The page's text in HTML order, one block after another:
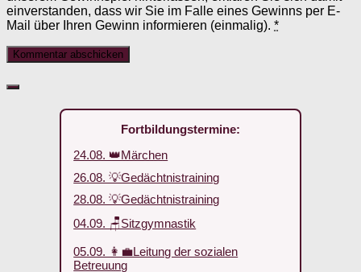
einverstanden, dass wir Sie im Falle eines Gewinns per E-
Mail über Ihren Gewinn informieren (einmalig). *
Fortbildungstermine:
24.08. 👑Märchen
26.08. 💡Gedächtnistraining
28.08. 💡Gedächtnistraining
04.09. 🪑Sitzgymnastik
05.09. 👩‍💼Leitung der sozialen
Betreuung